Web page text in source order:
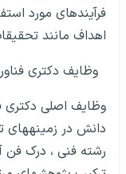
فرآیندهای مورد
اهداف مانند
وظایف دکتری
وظایف اصلی دکتری
دانش در زمینه­های
رشته فنی ، درک فن